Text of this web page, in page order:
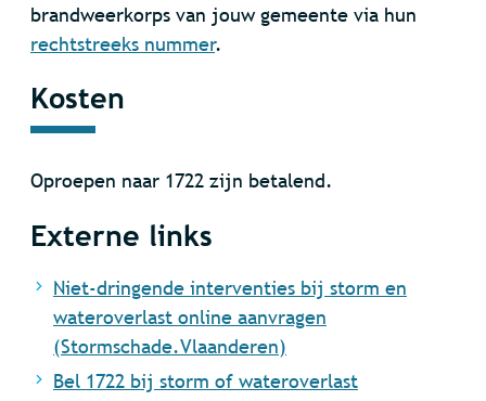
brandweerkorps van jouw gemeente via hun
rechtstreeks nummer.
Kosten
Oproepen naar 1722 zijn betalend.
Externe links
Niet-dringende interventies bij storm en
wateroverlast online aanvragen
(Stormschade.Vlaanderen)
Bel 1722 bij storm of wateroverlast